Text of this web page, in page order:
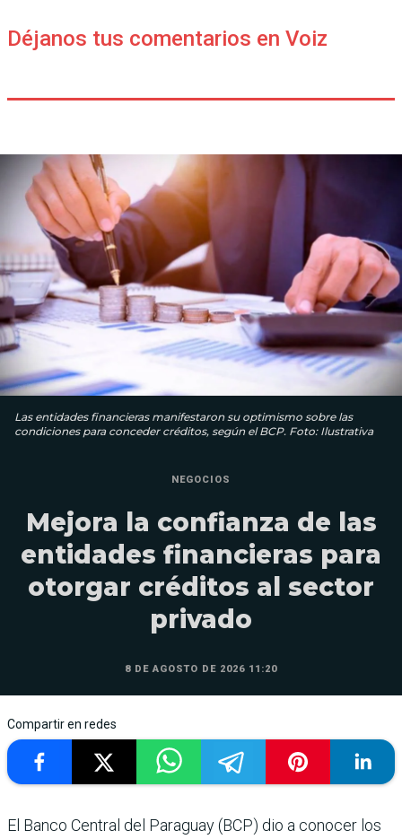
Déjanos tus comentarios en Voiz
Las entidades financieras manifestaron su optimismo sobre las
condiciones para conceder créditos, según el BCP. Foto: Ilustrativa
NEGOCIOS
Mejora la confianza de las
entidades financieras para
otorgar créditos al sector
privado
8 DE AGOSTO DE 2026 11:20
Compartir en redes
El Banco Central del Paraguay (BCP) dio a conocer los